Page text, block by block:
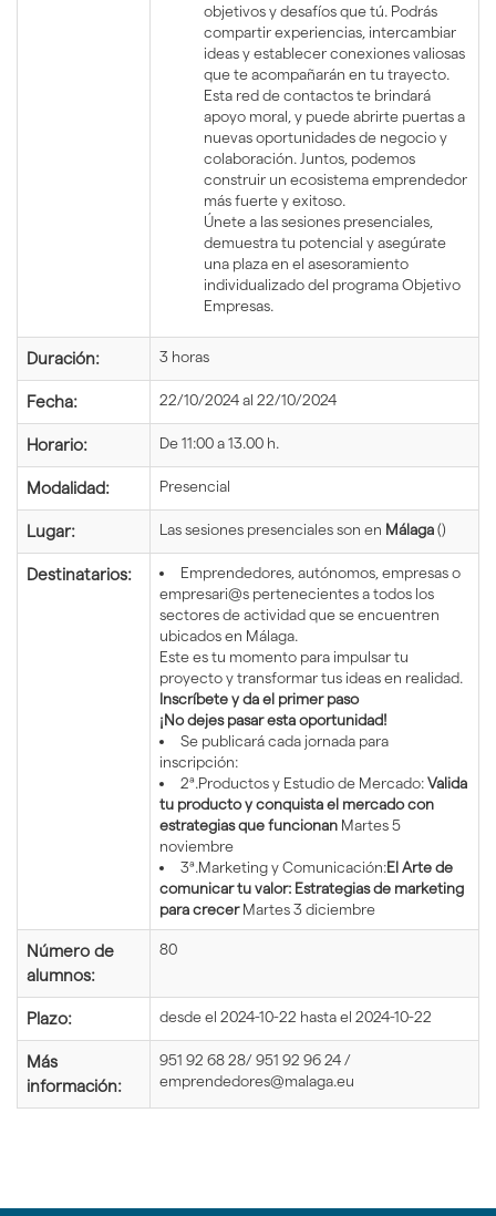
objetivos y desafíos que tú. Podrás
compartir experiencias, intercambiar
ideas y establecer conexiones valiosas
que te acompañarán en tu trayecto.
Esta red de contactos te brindará
apoyo moral, y puede abrirte puertas a
nuevas oportunidades de negocio y
colaboración. Juntos, podemos
construir un ecosistema emprendedor
más fuerte y exitoso.
Únete a las sesiones presenciales,
demuestra tu potencial y asegúrate
una plaza en el asesoramiento
individualizado del programa Objetivo
Empresas.
Duración: 3 horas
Fecha: 22/10/2024 al 22/10/2024
Horario: De 11:00 a 13.00 h.
Modalidad: Presencial
Lugar: Las sesiones presenciales son en Málaga()
Destinatarios:
Emprendedores, autónomos, empresas o
empresari@s pertenecientes a todos los
sectores de actividad que se encuentren
ubicados en Málaga.
Este es tu momento para impulsar tu
proyecto y transformar tus ideas en realidad.
Inscríbete y da el primer paso
¡No dejes pasar esta oportunidad!
Se publicará cada jornada para
inscripción:
2ª.Productos y Estudio de Mercado:Valida
tu producto y conquista el mercado con
estrategias que funcionan Martes 5
noviembre
3ª.Marketing y Comunicación:El Arte de
comunicar tu valor: Estrategias de marketing
para crecerMartes 3 diciembre
Número de
alumnos:
80
Plazo: desde el 2024-10-22 hasta el 2024-10-22
Más
información:
951 92 68 28/ 951 92 96 24 /
emprendedores@malaga.eu